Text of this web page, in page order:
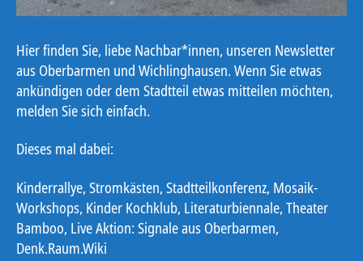
Hier finden Sie, liebe Nachbar*innen, unseren Newsletter
aus Oberbarmen und Wichlinghausen. Wenn Sie etwas
ankündigen oder dem Stadtteil etwas mitteilen möchten,
melden Sie sich einfach.
Dieses mal dabei:
Kinderrallye, Stromkästen, Stadtteilkonferenz, Mosaik-
Workshops, Kinder Kochklub, Literaturbiennale, Theater
Bamboo, Live Aktion: Signale aus Oberbarmen,
Denk.Raum.Wiki